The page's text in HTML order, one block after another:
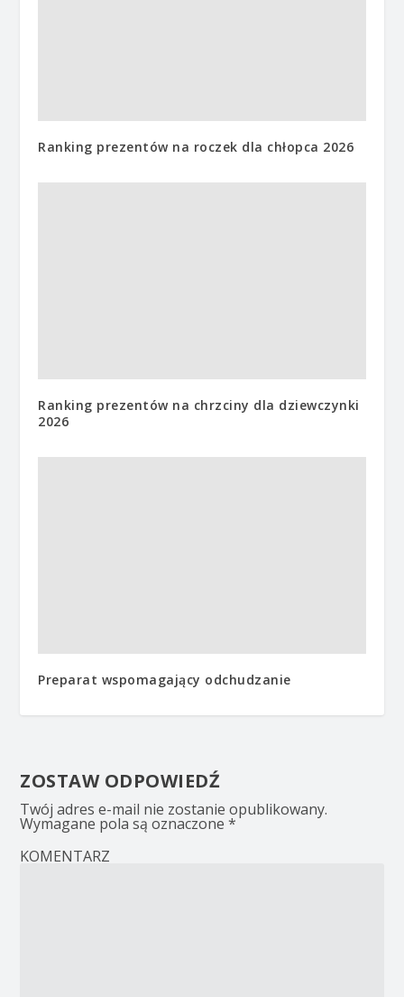
Ranking prezentów na roczek dla chłopca 2026
Ranking prezentów na chrzciny dla dziewczynki
2026
Preparat wspomagający odchudzanie
ZOSTAW ODPOWIEDŹ
Twój adres e-mail nie zostanie opublikowany.
Wymagane pola są oznaczone*
KOMENTARZ